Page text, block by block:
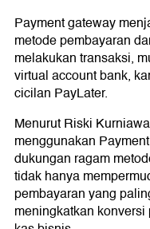
Payment gateway
metode pembayaran
melakukan transaksi,
virtual account bank,
cicilan PayLater.
Menurut Riski
menggunakan
dukungan ragam
tidak hanya
pembayaran yang
meningkatkan